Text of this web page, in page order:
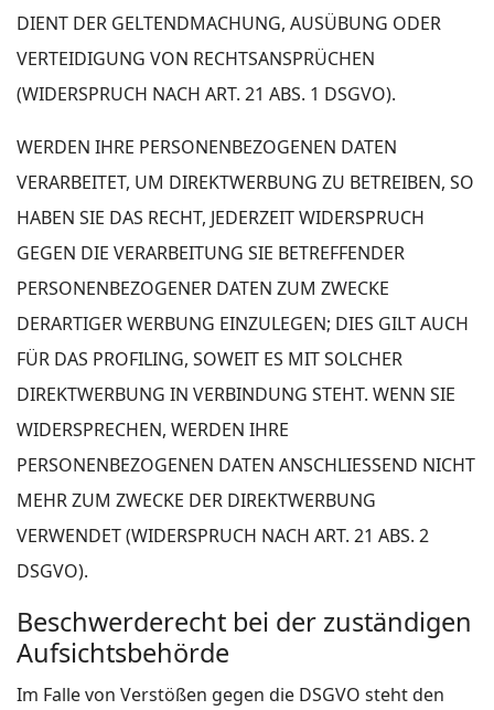
DIENT DER GELTENDMACHUNG, AUSÜBUNG ODER
VERTEIDIGUNG VON RECHTSANSPRÜCHEN
(WIDERSPRUCH NACH ART. 21 ABS. 1 DSGVO).
WERDEN IHRE PERSONENBEZOGENEN DATEN
VERARBEITET, UM DIREKTWERBUNG ZU BETREIBEN, SO
HABEN SIE DAS RECHT, JEDERZEIT WIDERSPRUCH
GEGEN DIE VERARBEITUNG SIE BETREFFENDER
PERSONENBEZOGENER DATEN ZUM ZWECKE
DERARTIGER WERBUNG EINZULEGEN; DIES GILT AUCH
FÜR DAS PROFILING, SOWEIT ES MIT SOLCHER
DIREKTWERBUNG IN VERBINDUNG STEHT. WENN SIE
WIDERSPRECHEN, WERDEN IHRE
PERSONENBEZOGENEN DATEN ANSCHLIESSEND NICHT
MEHR ZUM ZWECKE DER DIREKTWERBUNG
VERWENDET (WIDERSPRUCH NACH ART. 21 ABS. 2
DSGVO).
Beschwerde­recht bei der zuständigen
Aufsichts­behörde
Im Falle von Verstößen gegen die DSGVO steht den